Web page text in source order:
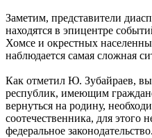
Заметим, представители
находятся в эпицентре
Хомсе и окрестных
наблюдается самая сложная
Как отметил Ю. Зубайраев,
республик, имеющим
вернуться на родину,
соотечественника, для этого
федеральное законодательство.